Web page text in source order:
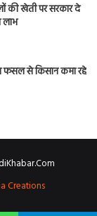
की खेती पर सरकार दे
लाभ
फसल से किसान कमा रहे
Creations